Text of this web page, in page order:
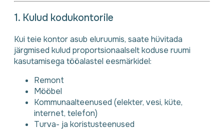
1. Kulud kodukontorile
Kui teie kontor asub eluruumis, saate hüvitada
järgmised kulud proportsionaalselt koduse ruumi
kasutamisega tööalastel eesmärkidel:
Remont
Mööbel
Kommunaalteenused (elekter, vesi, küte,
internet, telefon)
Turva- ja koristusteenused